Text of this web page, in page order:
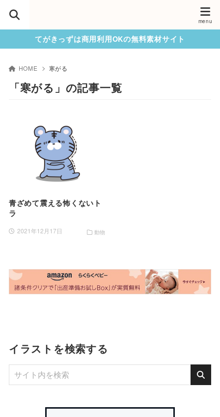
てがきっずは商用利用OKの無料素材サイト
HOME 寒がる
「寒がる」の記事一覧
青ざめて震える怖くないト
ラ
2021年12月17日 動物
イラストを検索する